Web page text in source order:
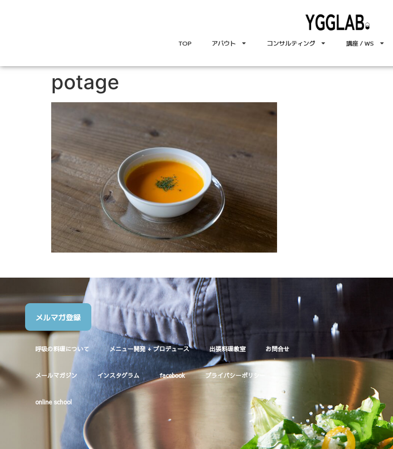
TOP アバウト コンサルティング 講座 / WS
potage
メルマガ登録
呼吸の料理について メニュー開発 + プロデュース 出張料理教室 お問合せ
メールマガジン インスタグラム facebook プライバシーポリシー
online school